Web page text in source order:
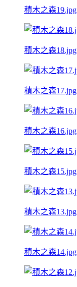
積木之森19.jpg
積木之森18.jpg
積木之森17.jpg
積木之森16.jpg
積木之森15.jpg
積木之森13.jpg
積木之森14.jpg